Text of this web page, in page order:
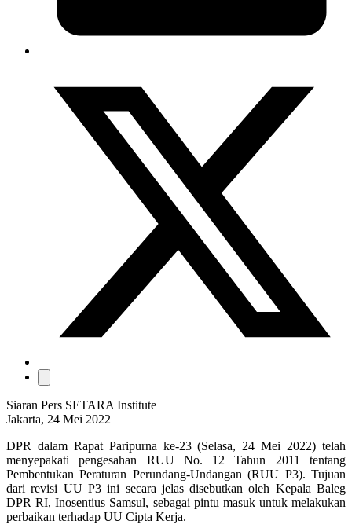
Siaran Pers SETARA Institute
Jakarta, 24 Mei 2022
DPR dalam Rapat Paripurna ke-23 (Selasa, 24 Mei 2022) telah
menyepakati pengesahan RUU No. 12 Tahun 2011 tentang
Pembentukan Peraturan Perundang-Undangan (RUU P3). Tujuan
dari revisi UU P3 ini secara jelas disebutkan oleh Kepala Baleg
DPR RI, Inosentius Samsul, sebagai pintu masuk untuk melakukan
perbaikan terhadap UU Cipta Kerja.